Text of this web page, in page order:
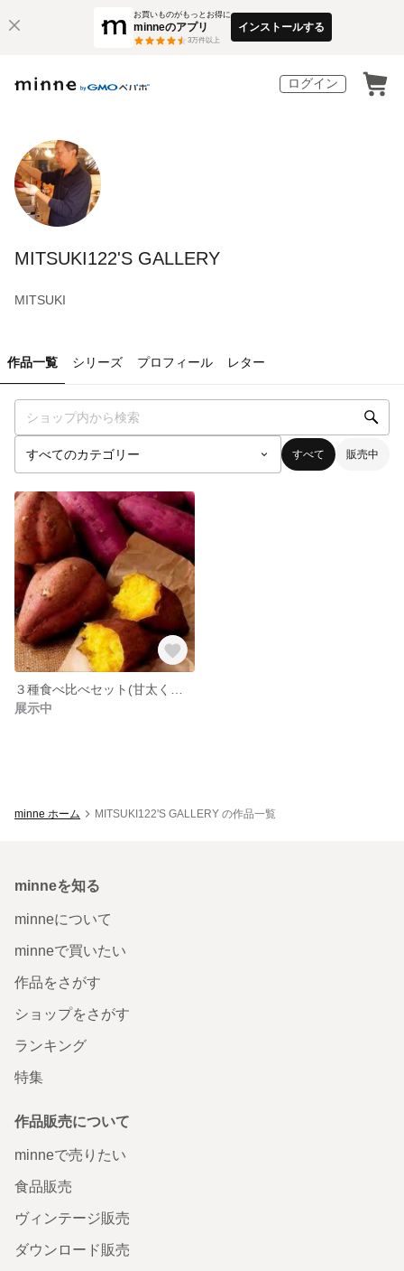
お買いものがもっとお得に
minneのアプリ
3万件以上
インストールする
ログイン
MITSUKI122'S GALLERY
MITSUKI
作品一覧 シリーズ プロフィール レター
すべて 販売中
展示中
minne ホーム MITSUKI122'S GALLERY の作品一覧
minneを知る
minneについて
minneで買いたい
作品をさがす
ショップをさがす
ランキング
特集
作品販売について
minneで売りたい
食品販売
ヴィンテージ販売
ダウンロード販売